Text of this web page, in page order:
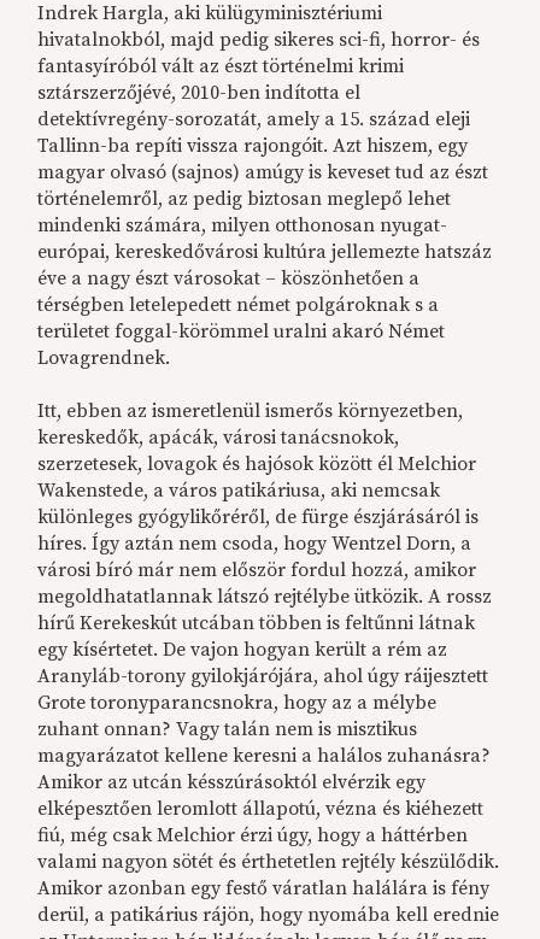
Indrek Hargla, aki külügyminisztériumi
hivatalnokból, majd pedig sikeres sci-fi, horror- és
fantasyíróból vált az észt történelmi krimi
sztárszerzőjévé, 2010-ben indította el
detektívregény-sorozatát, amely a 15. század eleji
Tallinn-ba repíti vissza rajongóit. Azt hiszem, egy
magyar olvasó (sajnos) amúgy is keveset tud az észt
történelemről, az pedig biztosan meglepő lehet
mindenki számára, milyen otthonosan nyugat-
európai, kereskedővárosi kultúra jellemezte hatszáz
éve a nagy észt városokat – köszönhetően a
térségben letelepedett német polgároknak s a
területet foggal-körömmel uralni akaró Német
Lovagrendnek.
Itt, ebben az ismeretlenül ismerős környezetben,
kereskedők, apácák, városi tanácsnokok,
szerzetesek, lovagok és hajósok között él Melchior
Wakenstede, a város patikáriusa, aki nemcsak
különleges gyógylikőréről, de fürge észjárásáról is
híres. Így aztán nem csoda, hogy Wentzel Dorn, a
városi bíró már nem először fordul hozzá, amikor
megoldhatatlannak látszó rejtélybe ütközik. A rossz
hírű Kerekeskút utcában többen is feltűnni látnak
egy kísértetet. De vajon hogyan került a rém az
Aranyláb-torony gyilokjárójára, ahol úgy ráijesztett
Grote toronyparancsnokra, hogy az a mélybe
zuhant onnan? Vagy talán nem is misztikus
magyarázatot kellene keresni a halálos zuhanásra?
Amikor az utcán késszúrásoktól elvérzik egy
elképesztően leromlott állapotú, vézna és kiéhezett
fiú, még csak Melchior érzi úgy, hogy a háttérben
valami nagyon sötét és érthetetlen rejtély készülődik.
Amikor azonban egy festő váratlan halálára is fény
derül, a patikárius rájön, hogy nyomába kell erednie